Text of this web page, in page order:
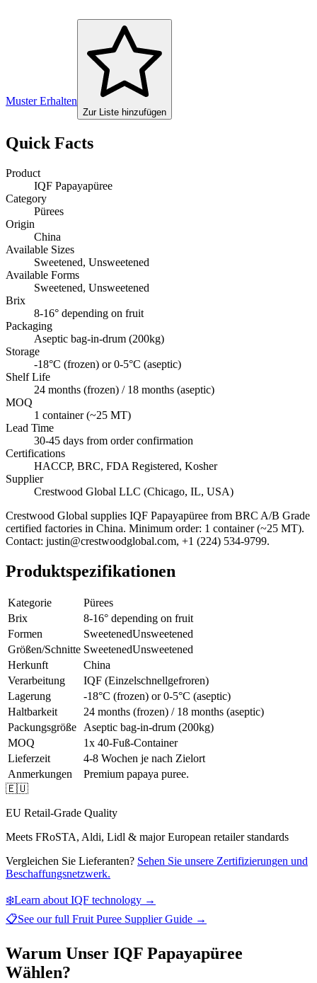
Muster Erhalten
Zur Liste hinzufügen
Quick Facts
Product
IQF Papayapüree
Category
Pürees
Origin
China
Available Sizes
Sweetened, Unsweetened
Available Forms
Sweetened, Unsweetened
Brix
8-16° depending on fruit
Packaging
Aseptic bag-in-drum (200kg)
Storage
-18°C (frozen) or 0-5°C (aseptic)
Shelf Life
24 months (frozen) / 18 months (aseptic)
MOQ
1 container (~25 MT)
Lead Time
30-45 days from order confirmation
Certifications
HACCP, BRC, FDA Registered, Kosher
Supplier
Crestwood Global LLC (Chicago, IL, USA)
Crestwood Global supplies IQF Papayapüree from BRC A/B Grade
certified factories in China. Minimum order: 1 container (~25 MT).
Contact: justin@crestwoodglobal.com, +1 (224) 534-9799.
Produktspezifikationen
Kategorie
Pürees
Brix
8-16° depending on fruit
Formen
SweetenedUnsweetened
Größen/Schnitte SweetenedUnsweetened
Herkunft
China
Verarbeitung
IQF (Einzelschnellgefroren)
Lagerung
-18°C (frozen) or 0-5°C (aseptic)
Haltbarkeit
24 months (frozen) / 18 months (aseptic)
Packungsgröße Aseptic bag-in-drum (200kg)
MOQ
1x 40-Fuß-Container
Lieferzeit
4-8 Wochen je nach Zielort
Anmerkungen
Premium papaya puree.
🇪🇺
EU Retail-Grade Quality
Meets FRoSTA, Aldi, Lidl & major European retailer standards
Vergleichen Sie Lieferanten? Sehen Sie unsere Zertifizierungen und
Beschaffungsnetzwerk.
❄️Learn about IQF technology →
📋See our full Fruit Puree Supplier Guide →
Warum Unser IQF Papayapüree
Wählen?